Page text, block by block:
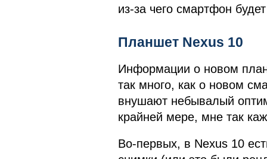
из-за чего смартфон
Планшет Nexus 10
Информации о новом
так много, как о новом
внушают небывалый
крайней мере, мне так
Во-первых, в Nexus 10